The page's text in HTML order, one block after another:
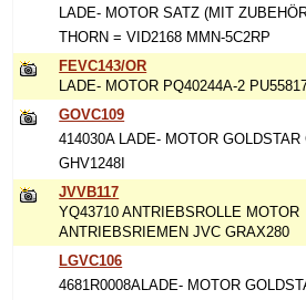
LADE- MOTOR SATZ (MIT
THORN = VID2168 MMN-5C2RP
FEVC143/OR
LADE- MOTOR PQ40244A-2
GOVC109
414030A LADE- MOTOR GOLDSTAR
GHV1248I
JVVB117
YQ43710 ANTRIEBSROLLE MOTOR
ANTRIEBSRIEMEN JVC GRAX280
LGVC106
4681R0008ALADE- MOTOR